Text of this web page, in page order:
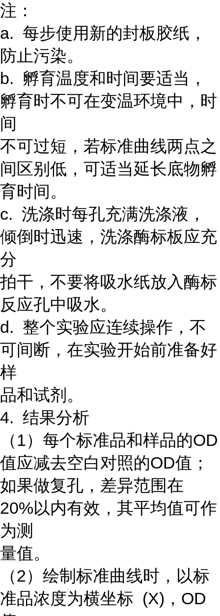
注：
a. 每步使用新的封板胶纸，
防止污染。
b. 孵育温度和时间要适当，
孵育时不可在变温环境中，时
间
不可过短，若标准曲线两点之
间区别低，可适当延长底物孵
育时间。
c. 洗涤时每孔充满洗涤液，
倾倒时迅速，洗涤酶标板应充
分
拍干，不要将吸水纸放入酶标
反应孔中吸水。
d. 整个实验应连续操作，不
可间断，在实验开始前准备好
样
品和试剂。
4. 结果分析
（1）每个标准品和样品的OD
值应减去空白对照的OD值；
如果做复孔，差异范围在
20%以内有效，其平均值可作
为测
量值。
（2）绘制标准曲线时，以标
准品浓度为横坐标 (X)，OD